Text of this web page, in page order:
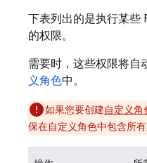
下表列出的是执行某些
的权限。
需要时，这些权限将自
义角色中。
如果您要创建自定义角
保在自定义角色中包含所有